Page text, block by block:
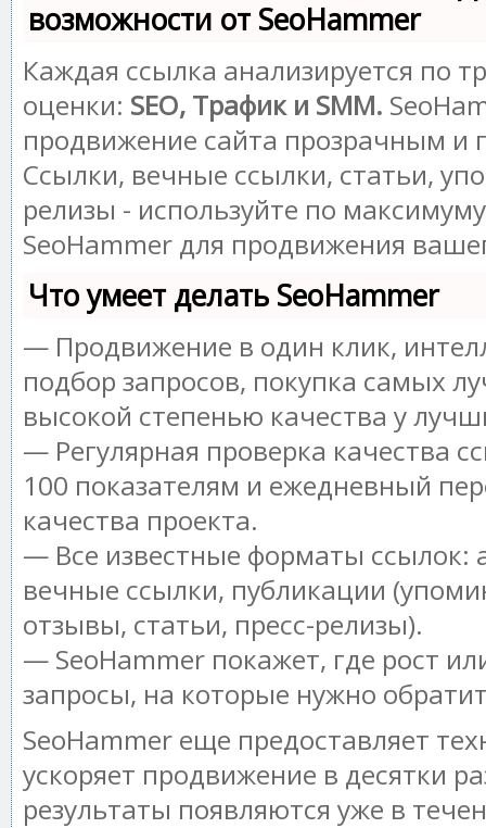
возможности от SeoHammer
Каждая ссылка анализируется по
оценки: SEO, Трафик и SMM.
продвижение сайта прозрачным и
Ссылки, вечные ссылки, статьи,
релизы - используйте по
SeoHammer для продвижения
Что умеет делать SeoHammer
— Продвижение в один клик,
подбор запросов, покупка самых
высокой степенью качества у
— Регулярная проверка качества
100 показателям и ежедневный
качества проекта.
— Все известные форматы ссылок:
вечные ссылки, публикации
отзывы, статьи, пресс-релизы).
— SeoHammer покажет, где рост
запросы, на которые нужно
SeoHammer еще предоставляет
ускоряет продвижение в десятки
результаты появляются уже в